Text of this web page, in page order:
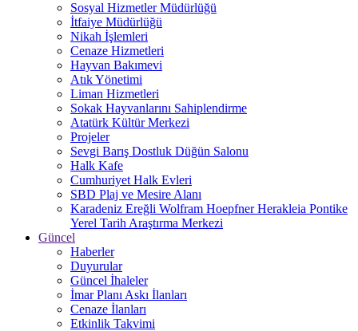
Sosyal Hizmetler Müdürlüğü
İtfaiye Müdürlüğü
Nikah İşlemleri
Cenaze Hizmetleri
Hayvan Bakımevi
Atık Yönetimi
Liman Hizmetleri
Sokak Hayvanlarını Sahiplendirme
Atatürk Kültür Merkezi
Projeler
Sevgi Barış Dostluk Düğün Salonu
Halk Kafe
Cumhuriyet Halk Evleri
SBD Plaj ve Mesire Alanı
Karadeniz Ereğli Wolfram Hoepfner Herakleia Pontike
Yerel Tarih Araştırma Merkezi
Güncel
Haberler
Duyurular
Güncel İhaleler
İmar Planı Askı İlanları
Cenaze İlanları
Etkinlik Takvimi